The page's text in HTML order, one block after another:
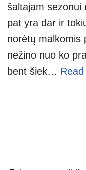
šaltajam sezonui
pat yra dar ir
norėtų malkomis
nežino nuo ko
bent šiek…